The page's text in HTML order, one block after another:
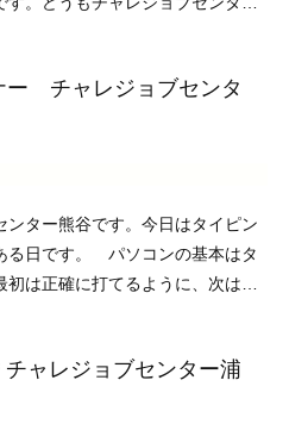
の４つの評価の結果をもとにどん
ー チャレジョブセンタ
ンター熊谷です。今日はタイピン
る日です。 パソコンの基本はタ
初は正確に打てるように、次は早
てない・・という悩みにぶつかる
ャレジョブセンター浦